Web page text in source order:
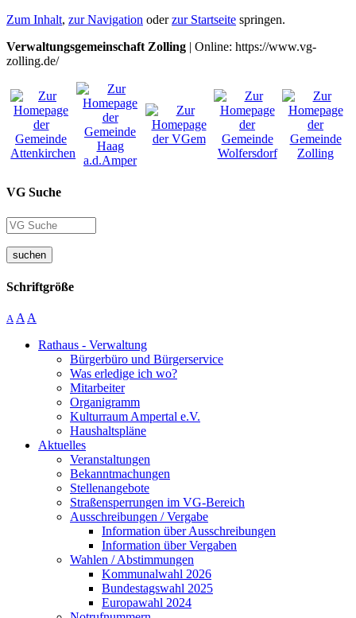
Zum Inhalt, zur Navigation oderzur Startseite springen.
Verwaltungsgemeinschaft Zolling | Online: https://www.vg-
zolling.de/
VG Suche
suchen
Schriftgröße
A A A
Rathaus - Verwaltung
Bürgerbüro und Bürgerservice
Was erledige ich wo?
Mitarbeiter
Organigramm
Kulturraum Ampertal e.V.
Haushaltspläne
Aktuelles
Veranstaltungen
Bekanntmachungen
Stellenangebote
Straßensperrungen im VG-Bereich
Ausschreibungen / Vergabe
Information über Ausschreibungen
Information über Vergaben
Wahlen / Abstimmungen
Kommunalwahl 2026
Bundestagswahl 2025
Europawahl 2024